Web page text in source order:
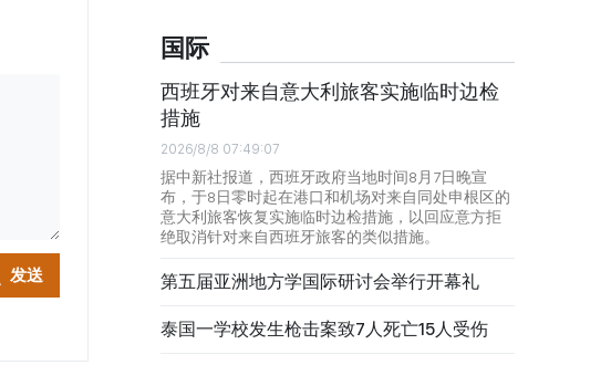
发送
国际
西班牙对来自意大利旅客实施临时边检
措施
2026/8/8 07:49:07
据中新社报道，西班牙政府当地时间8月7日晚宣
布，于8日零时起在港口和机场对来自同处申根区的
意大利旅客恢复实施临时边检措施，以回应意方拒
绝取消针对来自西班牙旅客的类似措施。
第五届亚洲地方学国际研讨会举行开幕礼
泰国一学校发生枪击案致7人死亡15人受伤